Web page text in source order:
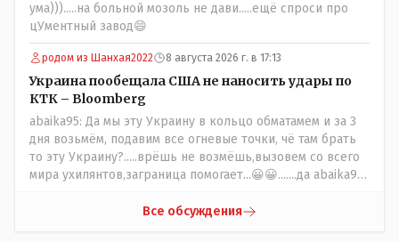
ума))).....на больной мозоль не дави.....ещё спроси про
цУментный завод😄
родом из Шанхая2022 8 августа 2026 г. в 17:13
Украина пообещала США не наносить удары по
КТК – Bloomberg
abaika95: Да мы эту Украину в кольцо обматамем и за 3
дня возьмём, подавим все огневые точки, чё там брать
то эту Украину?.....врёшь не возмёшь,вызовем со всего
мира ухилянтов,заграница помогает...😀😀.......да abaika95
Все обсуждения